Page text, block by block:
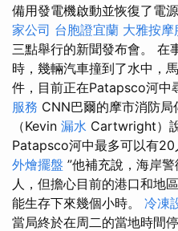
備用發電機啟動並恢復了電
家公司 台胞證宜蘭 大雅按摩
三點舉行的新聞發布會。 在
時，幾輛汽車撞到了水中，
件，目前正在Patapsco河中
服務 CNN巴爾的摩市消防局
（Kevin 漏水 Cartwright）
Patapsco河中最多可以有20
外燴擺盤 ”他補充說，海岸
人，但擔心目前的港口和地
能生存下來幾個小時。 冷凍
當局終於在周二的當地時間